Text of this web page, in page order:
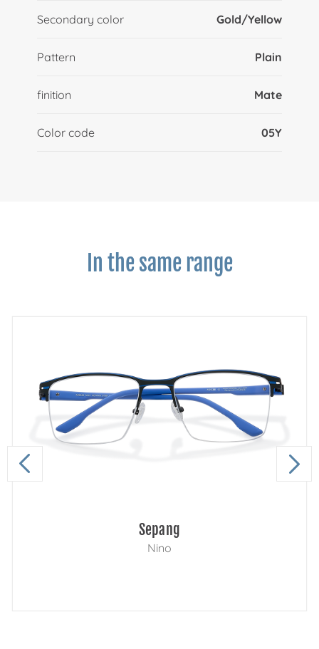
Secondary color Gold/Yellow
Pattern Plain
finition Mate
Color code 05Y
In the same range
Sepang
Nino